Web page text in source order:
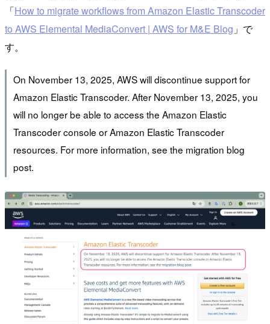
「How to migrate workflows from Amazon Elastic Transcoder
to AWS Elemental MediaConvert | AWS for M&E Blog 」で
す。
On November 13, 2025, AWS will discontinue support for
Amazon Elastic Transcoder. After November 13, 2025, you
will no longer be able to access the Amazon Elastic
Transcoder console or Amazon Elastic Transcoder
resources. For more information, see the migration blog
post.